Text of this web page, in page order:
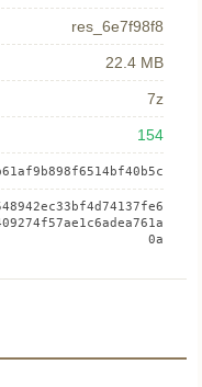
res_6e7f98f8
22.4 MB
7z
154
0a